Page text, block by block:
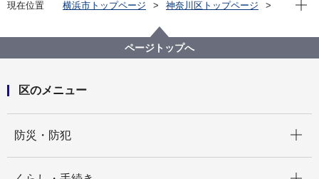
現在位置 横浜市トップページ
神奈川区トップページ
わが町かながわマナー違反一掃作戦
第17回わが町かながわマナー違反一掃作戦を開催しま
ページトップへ
区のメニュー
防災・防犯